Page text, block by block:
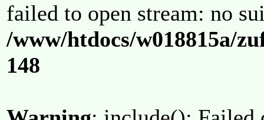
failed to open stream: no
/www/htdocs/w018815a/
148